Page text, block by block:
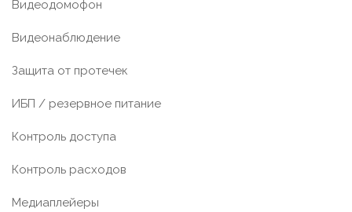
Видеодомофон
Видеонаблюдение
Защита от протечек
ИБП / резервное питание
Контроль доступа
Контроль расходов
Медиаплейеры